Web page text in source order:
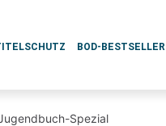
BOD-BESTSELLER
Spezial